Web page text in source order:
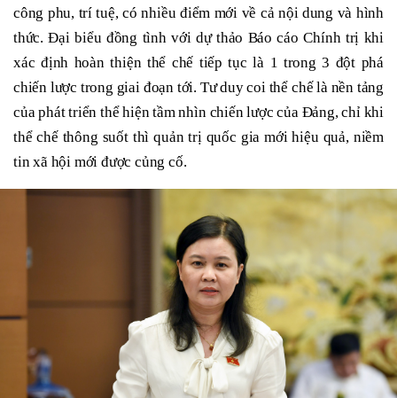
công phu, trí tuệ, có nhiều điểm mới về cả nội dung và hình
thức. Đại biểu đồng tình với dự thảo Báo cáo Chính trị khi
xác định hoàn thiện thể chế tiếp tục là 1 trong 3 đột phá
chiến lược trong giai đoạn tới. Tư duy coi thể chế là nền tảng
của phát triển thể hiện tầm nhìn chiến lược của Đảng, chỉ khi
thể chế thông suốt thì quản trị quốc gia mới hiệu quả, niềm
tin xã hội mới được củng cố.